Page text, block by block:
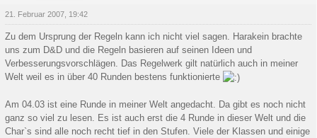
21. Februar 2007, 19:42
Zu dem Ursprung der Regeln kann ich nicht viel sagen. Harakein brachte
uns zum D&D und die Regeln basieren auf seinen Ideen und
Verbesserungsvorschlägen. Das Regelwerk gilt natürlich auch in meiner
Welt weil es in über 40 Runden bestens funktionierte
Am 04.03 ist eine Runde in meiner Welt angedacht. Da gibt es noch nicht
ganz so viel zu lesen. Es ist auch erst die 4 Runde in dieser Welt und die
Char`s sind alle noch recht tief in den Stufen. Viele der Klassen und einige